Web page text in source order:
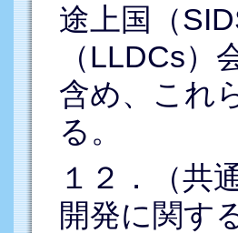
途上国（
（LLDCs
含め、これ
る。
１２．（共
開発に関す